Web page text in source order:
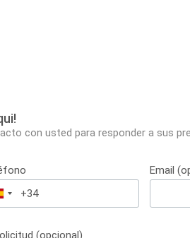
con usted para responder a sus
Email
(opcional)